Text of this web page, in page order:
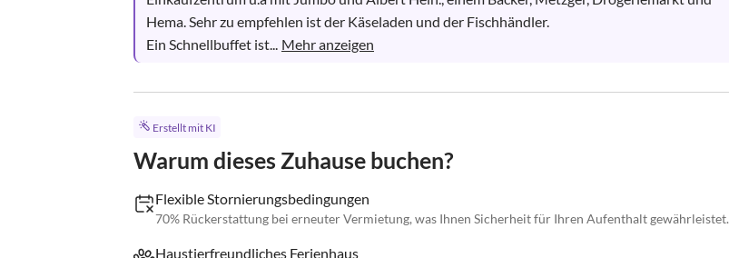
Hema. Sehr zu empfehlen ist der Käseladen und der Fischhändler.
Ein Schnellbuffet ist... Mehr anzeigen
Erstellt mit KI
Warum dieses Zuhause buchen?
Flexible Stornierungsbedingungen
70% Rückerstattung bei erneuter Vermietung, was Ihnen Sicherheit für Ihren Aufenthalt gewährleistet.
Haustierfreundliches Ferienhaus